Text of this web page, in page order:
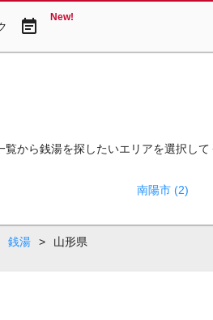
event_note New!
から銭湯を探したいエリアを選択して
南陽市 (2)
銭湯 > 山形県